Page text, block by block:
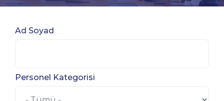
Ad Soyad
Personel Kategorisi